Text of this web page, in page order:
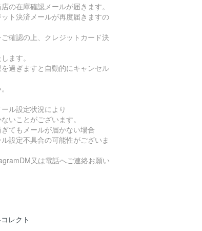
の在庫確認メールが届きます。
ト決済メールが再度届きますの
確認の上、クレジットカード決
ます。
過ぎますと自動的にキャンセル
ル設定状況により
いことがございます。
てもメールが届かない場合
設定不具合の可能性がございま
又は電話へご連絡お願い
レクト